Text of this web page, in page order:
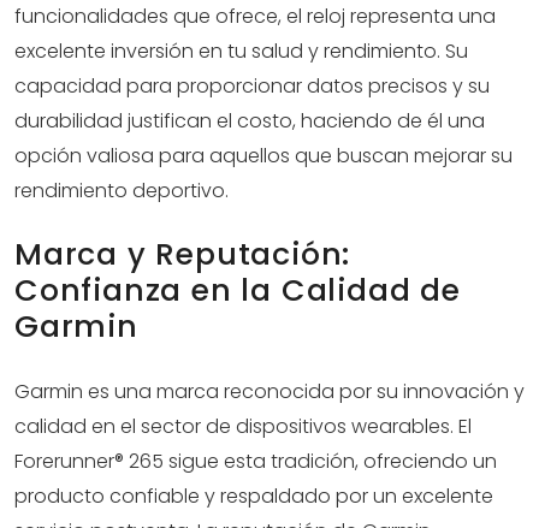
funcionalidades que ofrece, el reloj representa una
excelente inversión en tu salud y rendimiento. Su
capacidad para proporcionar datos precisos y su
durabilidad justifican el costo, haciendo de él una
opción valiosa para aquellos que buscan mejorar su
rendimiento deportivo.
Marca y Reputación:
Confianza en la Calidad de
Garmin
Garmin es una marca reconocida por su innovación y
calidad en el sector de dispositivos wearables. El
Forerunner® 265 sigue esta tradición, ofreciendo un
producto confiable y respaldado por un excelente